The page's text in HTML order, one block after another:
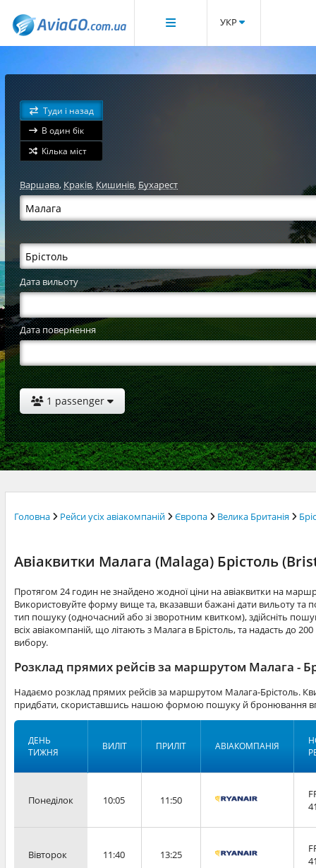
УКР
Туди і назад
В один бік
Кілька міст
Варшава, Краків, Кишинів, Бухарест
Дата вильоту
Дата повернення
1 passenger
Головна Рейси усіх авіакомпаній Європа Велика Британія
Авіаквитки Малага (Malaga) Брістоль
Протягом 24 годин не знайдено жодної ціни на авіаквитки на
Використовуйте форму вище та, вказавши бажані дати вильоту та
тип пошуку (одночасний або зі зворотним квитком), здійсніть
всіх авіакомпаній, що літають з Малага в Брістоль, та надасть до
вибору.
Розклад прямих рейсів за маршрутом Малага -
Надаємо розклад прямих рейсів за маршрутом Малага-Брістоль.
придбати, скориставшись нашою формою пошуку й бронювання
ДЕНЬ
ТИЖНЯ
ВИЛІТ ПРИЛІТ АВІАКОМПАНІЯ
Понеділок 10:05 11:50
Вівторок 11:40 13:25